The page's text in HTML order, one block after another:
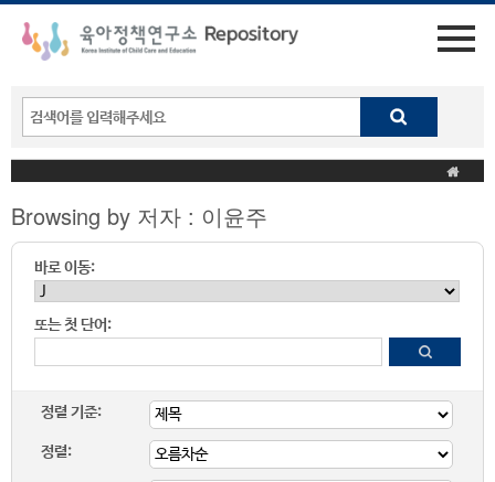
Browsing by 저자 : 이윤주
바로 이동:
또는 첫 단어:
정렬 기준:
정렬: